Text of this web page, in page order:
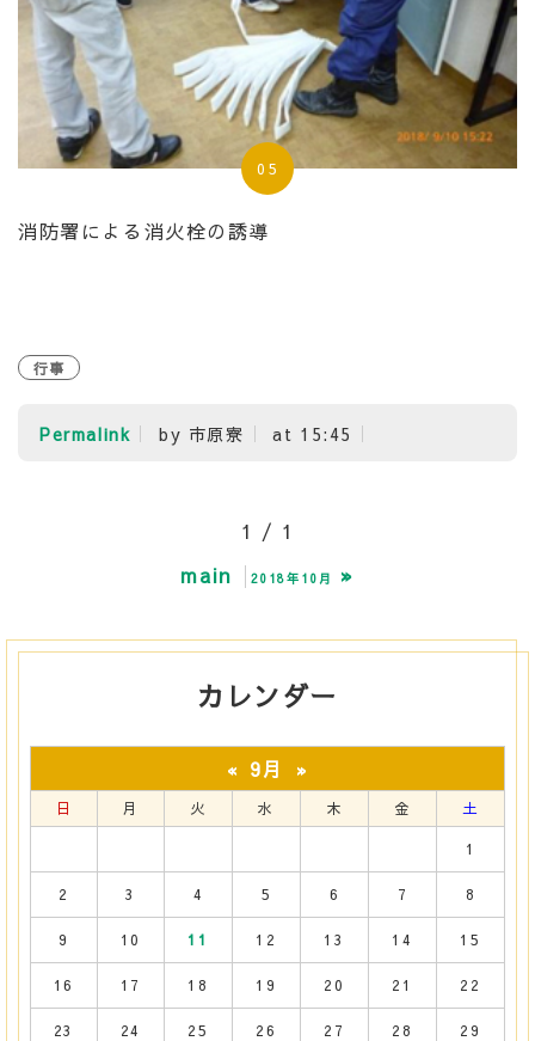
05
消防署による消火栓の誘導
行事
Permalink by 市原寮 at 15:45
1 / 1
main
2018年10月 »
カレンダー
« 9月 »
日 月 火 水 木 金 土
1
2 3 4 5 6 7 8
9 10 11 12 13 14 15
16 17 18 19 20 21 22
23 24 25 26 27 28 29